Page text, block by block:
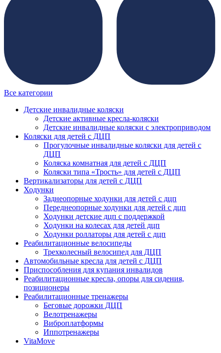
Все категории
Детские инвалидные коляски
Детские активные кресла-коляски
Детские инвалидные коляски с электроприводом
Коляски для детей с ДЦП
Прогулочные инвалидные коляски для детей с
ДЦП
Коляска комнатная для детей с ДЦП
Коляски типа «Трость» для детей с ДЦП
Вертикализаторы для детей с ДЦП
Ходунки
Заднеопорные ходунки для детей с дцп
Переднеопорные ходунки для детей с дцп
Ходунки детские дцп с поддержкой
Ходунки на колесах для детей дцп
Ходунки роллаторы для детей с дцп
Реабилитационные велосипеды
Трехколесный велосипед для ДЦП
Автомобильные кресла для детей с ДЦП
Приспособления для купания инвалидов
Реабилитационные кресла, опоры для сидения,
позиционеры
Реабилитационные тренажеры
Беговые дорожки ДЦП
Велотренажеры
Виброплатформы
Иппотренажеры
VitaMove